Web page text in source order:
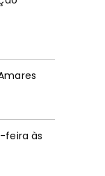
feira às